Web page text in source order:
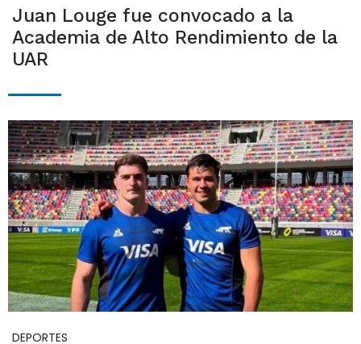
Juan Louge fue convocado a la
Academia de Alto Rendimiento de la
UAR
DEPORTES